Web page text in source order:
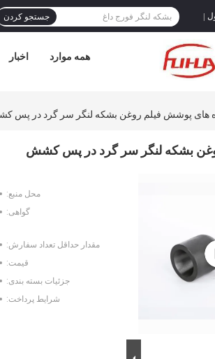
جستجو کردن
اخبار همه موارد
های پوشش فیلم روغن بشکه لنگر سر گرد در پس
بشکه لنگر سر گرد در پس کشش
محل منبع:
گواهی:
مقدار حداقل تعداد سفارش:
قیمت:
جزئیات بسته بندی:
شرایط پرداخت: